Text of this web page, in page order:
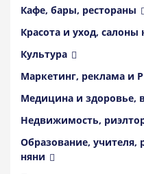
Кафе, бары, рестораны
Красота и уход, салоны
Культура
Маркетинг, реклама и
Медицина и здоровье,
Недвижимость,
Образование, учителя,
няни